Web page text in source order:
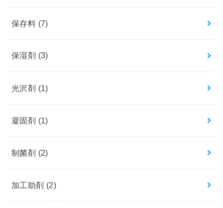
保存料 (7)
保湿剤 (3)
光沢剤 (1)
凝固剤 (1)
制菌剤 (2)
加工助剤 (2)